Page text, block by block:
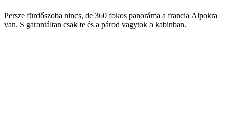
Persze fürdőszoba nincs, de 360 fokos panoráma a francia Alpokra
van. S garantáltan csak te és a párod vagytok a kabinban.